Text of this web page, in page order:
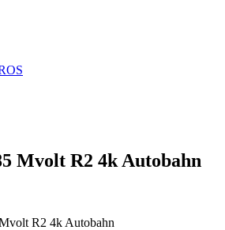
Mvolt R2 4k Autobahn
R2 4k Autobahn